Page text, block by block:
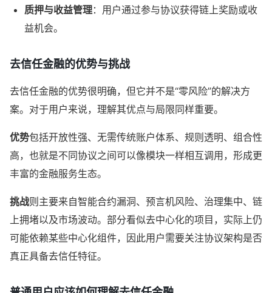
质押与收益管理：用户通过参与协议获得链上奖励或收
益机会。
去信任金融的优势与挑战
去信任金融的优势很明确，但它并不是“零风险”的解决方
案。对于用户来说，理解其优点与局限同样重要。
优势包括开放性强、无需传统账户体系、规则透明、组合性
高，也就是不同协议之间可以像模块一样相互调用，形成更
丰富的金融服务生态。
挑战则主要来自智能合约漏洞、预言机风险、治理集中、链
上拥堵以及市场波动。部分看似去中心化的项目，实际上仍
可能依赖某些中心化组件，因此用户需要关注协议架构是否
真正具备去信任特征。